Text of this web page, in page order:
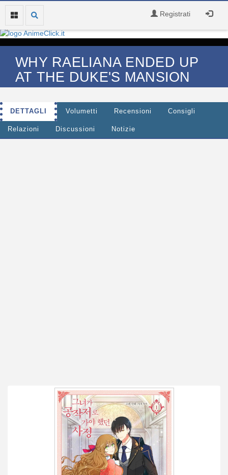
Registrati
WHY RAELIANA ENDED UP
AT THE DUKE'S MANSION
DETTAGLI Volumetti Recensioni Consigli
Relazioni Discussioni Notizie